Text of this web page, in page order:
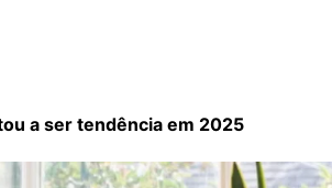
a ser tendência em 2025